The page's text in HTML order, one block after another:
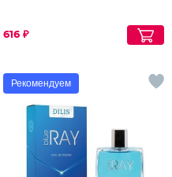
616 ₽
Рекомендуем